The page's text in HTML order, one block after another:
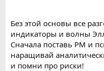
Без этой основы все
индикаторы и волны
Сначала поставь РМ и
наращивай
и помни про риски!